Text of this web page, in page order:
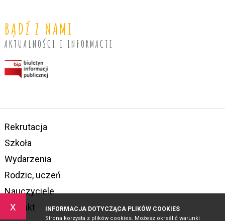
x INFORMACJA DOTYCZĄCA PLIKÓW COOKIES
Strona korzysta z plików cookies. Możesz określić warunki
BĄDŹ Z NAMI
AKTUALNOŚCI I INFORMACJE
Rekrutacja
Szkoła
Wydarzenia
Rodzic, uczeń
Nauczyciele
Kontakt